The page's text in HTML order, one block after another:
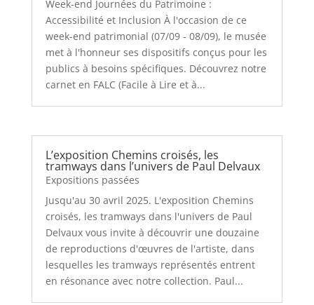
Week-end Journées du Patrimoine :
Accessibilité et Inclusion À l'occasion de ce
week-end patrimonial (07/09 - 08/09), le musée
met à l'honneur ses dispositifs conçus pour les
publics à besoins spécifiques. Découvrez notre
carnet en FALC (Facile à Lire et à...
L’exposition Chemins croisés, les
tramways dans l’univers de Paul Delvaux
Expositions passées
Jusqu'au 30 avril 2025. L'exposition Chemins
croisés, les tramways dans l'univers de Paul
Delvaux vous invite à découvrir une douzaine
de reproductions d'œuvres de l'artiste, dans
lesquelles les tramways représentés entrent
en résonance avec notre collection. Paul...